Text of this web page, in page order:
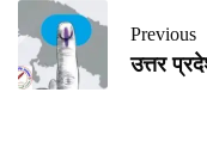
Previous
उत्तर